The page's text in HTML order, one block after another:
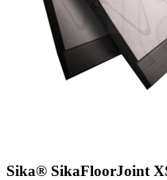
Sika® SikaFloorJoint